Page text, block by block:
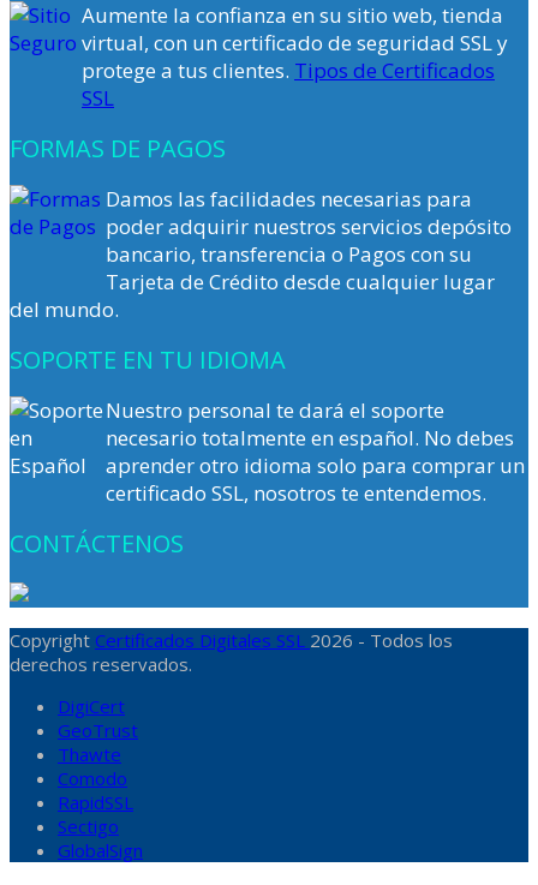
Aumente la confianza en su sitio web, tienda
virtual, con un certificado de seguridad SSL y
protege a tus clientes. Tipos de Certificados
SSL
FORMAS DE PAGOS
Damos las facilidades necesarias para
poder adquirir nuestros servicios depósito
bancario, transferencia o Pagos con su
Tarjeta de Crédito desde cualquier lugar
del mundo.
SOPORTE EN TU IDIOMA
Nuestro personal te dará el soporte
necesario totalmente en español. No debes
aprender otro idioma solo para comprar un
certificado SSL, nosotros te entendemos.
CONTÁCTENOS
Copyright Certificados Digitales SSL 2026 - Todos los
derechos reservados.
DigiCert
GeoTrust
Thawte
Comodo
RapidSSL
Sectigo
GlobalSign